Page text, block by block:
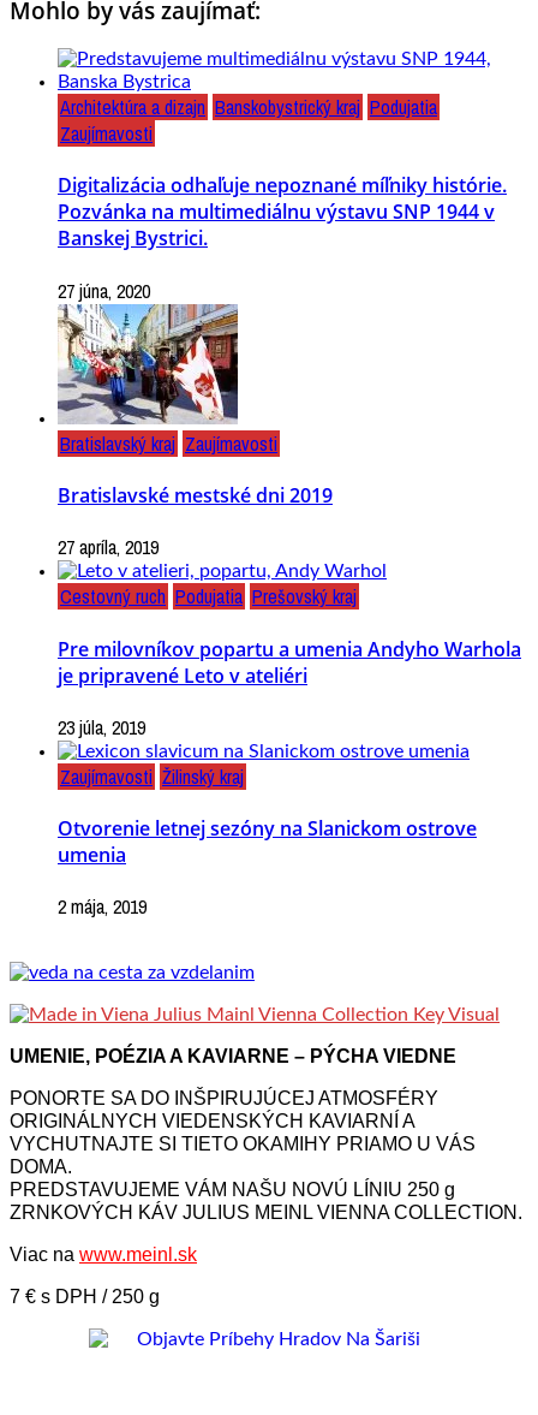
Mohlo by vás zaujímať:
Architektúra a dizajn Banskobystrický kraj Podujatia
Zaujímavosti
Digitalizácia odhaľuje nepoznané míľniky histórie.
Pozvánka na multimediálnu výstavu SNP 1944 v
Banskej Bystrici.
27 júna, 2020
Bratislavský kraj Zaujímavosti
Bratislavské mestské dni 2019
27 apríla, 2019
Cestovný ruch Podujatia Prešovský kraj
Pre milovníkov popartu a umenia Andyho Warhola
je pripravené Leto v ateliéri
23 júla, 2019
Zaujímavosti Žilinský kraj
Otvorenie letnej sezóny na Slanickom ostrove
umenia
2 mája, 2019
UMENIE, POÉZIA A KAVIARNE – PÝCHA VIEDNE
PONORTE SA DO INŠPIRUJÚCEJ ATMOSFÉRY
ORIGINÁLNYCH VIEDENSKÝCH KAVIARNÍ A
VYCHUTNAJTE SI TIETO OKAMIHY PRIAMO U VÁS
DOMA.
PREDSTAVUJEME VÁM NAŠU NOVÚ LÍNIU 250 g
ZRNKOVÝCH KÁV JULIUS MEINL VIENNA COLLECTION.
Viac na www.meinl.sk
7 € s DPH / 250 g